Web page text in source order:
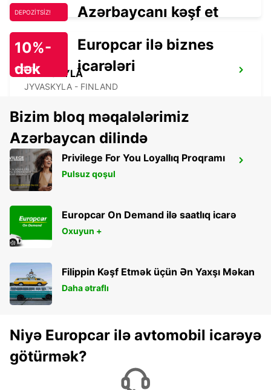
JYVÄSKYLÄ
JYVASKYLA - FINLAND
MIKKELI
MIKKELI - FINLAND
DEPOZİTSİZ! Azərbaycanı kəşf et
10%-
dək
endirim!
Europcar ilə biznes
icarələri
Bizim bloq məqalələrimiz
Azərbaycan dilində
Privilege For You Loyallıq Proqramı
Pulsuz qoşul
Europcar On Demand ilə saatlıq icarə
Oxuyun +
Filippin Kəşf Etmək üçün Ən Yaxşı Məkan
Daha ətraflı
Niyə Europcar ilə avtomobil icarəyə
götürmək?